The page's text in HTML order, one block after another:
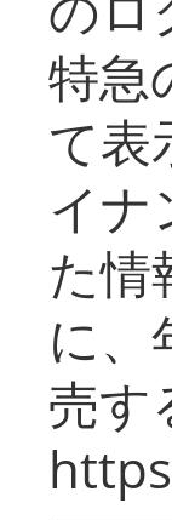
特急
て表
イナ
た情
に、
売す